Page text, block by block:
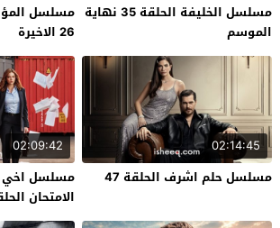
مسلسل الخليفة الحلقة 35 نهاية
الموسم
مسلسل
26 الاخيرة
02:14:45
مسلسل حلم اشرف الحلقة 47
02:09:42
مسلسل اخي
الامتحان الحلقة 18 نهاية